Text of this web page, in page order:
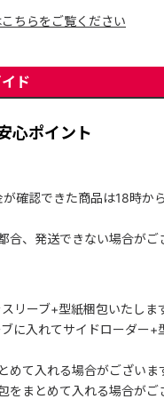
ちらをご覧ください
ド
心ポイント
確認できた商品は18時か
合、発送できない場合がご
リーブ+型紙梱包いたしま
に入れてサイドローダー+
て入れる場合がございま
まとめて入れる場合がご